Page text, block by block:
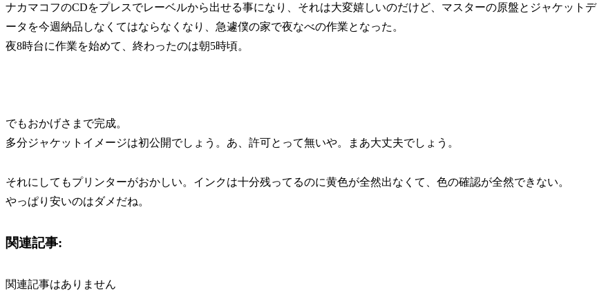
ナカマコフのCDをプレスでレーベルから出せる事になり、それは大変嬉しいのだけど、マスターの原盤とジャケットデ
ータを今週納品しなくてはならなくなり、急遽僕の家で夜なべの作業となった。
夜8時台に作業を始めて、終わったのは朝5時頃。
でもおかげさまで完成。
多分ジャケットイメージは初公開でしょう。あ、許可とって無いや。まあ大丈夫でしょう。
それにしてもプリンターがおかしい。インクは十分残ってるのに黄色が全然出なくて、色の確認が全然できない。
やっぱり安いのはダメだね。
関連記事:
関連記事はありません